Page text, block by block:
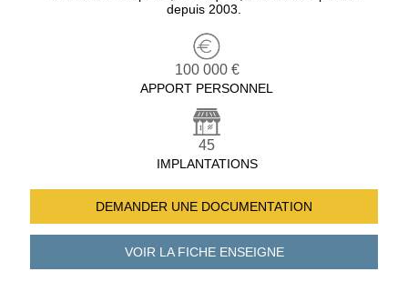
depuis 2003.
100 000 €
APPORT PERSONNEL
45
IMPLANTATIONS
DEMANDER UNE DOCUMENTATION
VOIR LA FICHEENSEIGNE